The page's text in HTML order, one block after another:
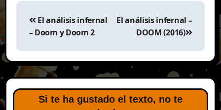
Navegación
entradas
El análisis infernal
– Doom y Doom 2
El análisis infernal –
DOOM (2016)
Si te ha gustado el texto, no te